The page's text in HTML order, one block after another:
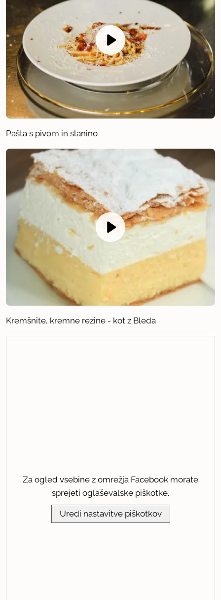
Pašta s pivom in slanino
Kremšnite, kremne rezine - kot z Bleda
Za ogled vsebine z omrežja Facebook morate
sprejeti oglaševalske piškotke.
Uredi nastavitve piškotkov